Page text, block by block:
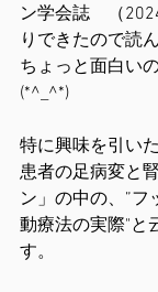
ン学会誌　（
りできたので読
ちょっと面白い
(*^_^*)
特に興味を引い
患者の足病変と
ン」の中の、”フ
動療法の実際"と
す。